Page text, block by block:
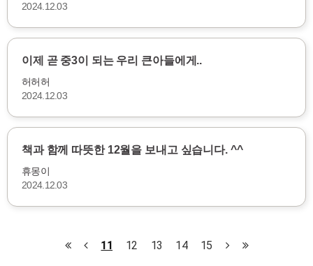
2024.12.03
이제 곧 중3이 되는 우리 큰아들에게..
허허허
2024.12.03
책과 함께 따뜻한 12월을 보내고 싶습니다. ^^
휴몽이
2024.12.03
11 12 13 14 15